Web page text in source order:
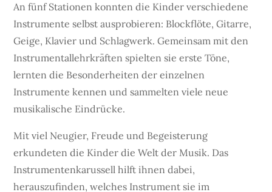
An fünf Stationen konnten die Kinder verschiedene
Instrumente selbst ausprobieren: Blockflöte, Gitarre,
Geige, Klavier und Schlagwerk. Gemeinsam mit den
Instrumentallehrkräften spielten sie erste Töne,
lernten die Besonderheiten der einzelnen
Instrumente kennen und sammelten viele neue
musikalische Eindrücke.
Mit viel Neugier, Freude und Begeisterung
erkundeten die Kinder die Welt der Musik. Das
Instrumentenkarussell hilft ihnen dabei,
herauszufinden, welches Instrument sie im